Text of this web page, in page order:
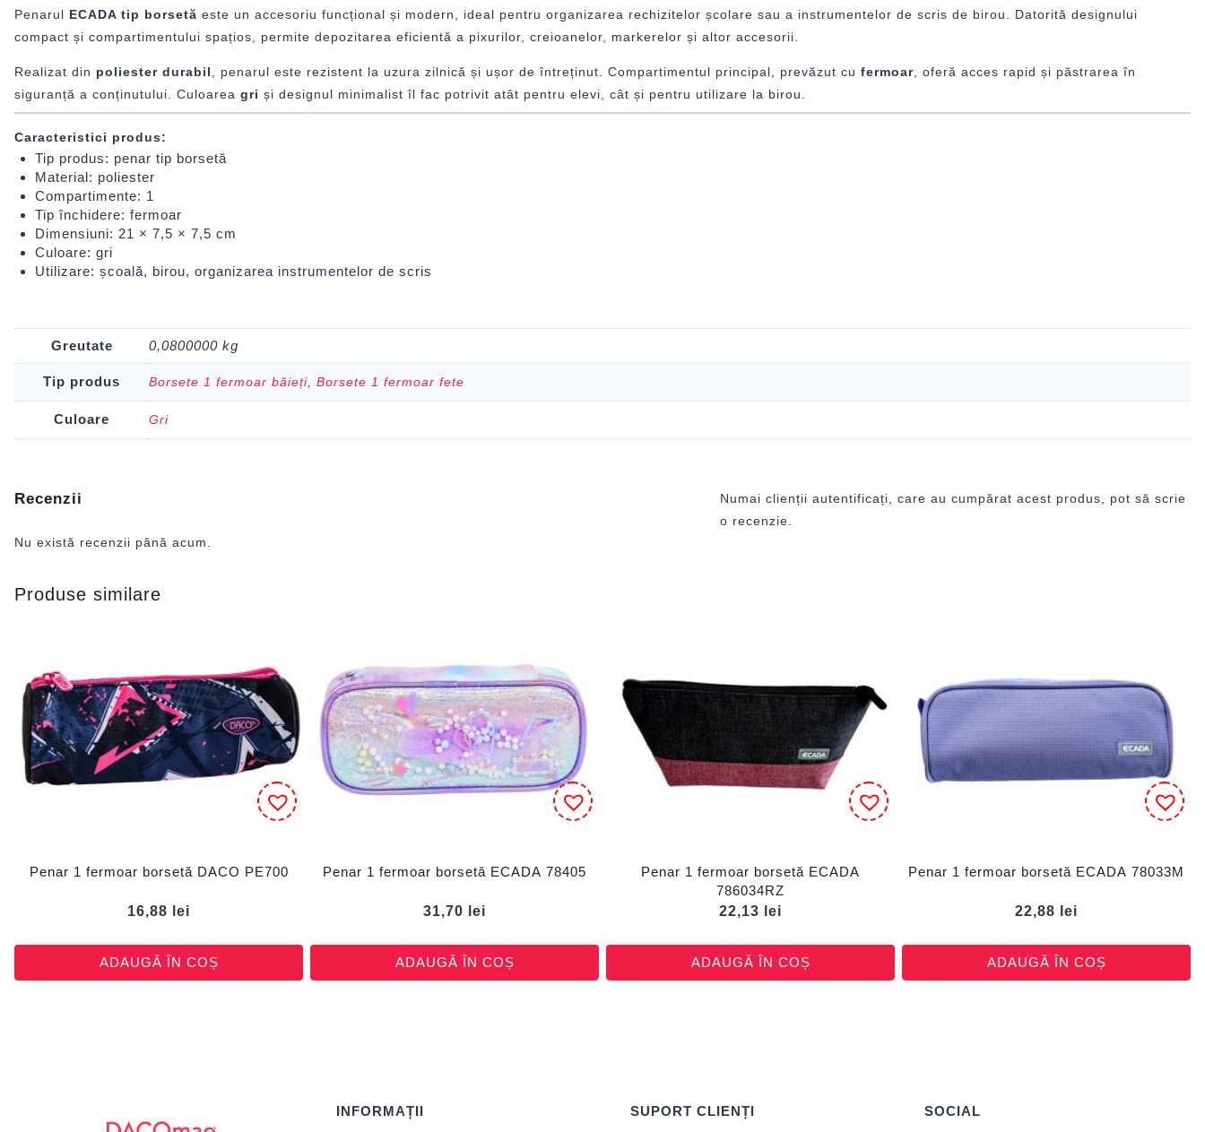
Penarul ECADA tip borsetă este un accesoriu funcțional și modern, ideal pentru organizarea rechizitelor școlare sau a instrumentelor de scris de birou. Datorită designului
compact și compartimentului spațios, permite depozitarea eficientă a pixurilor, creioanelor, markerelor și altor accesorii.
Realizat din poliester durabil , penarul este rezistent la uzura zilnică și ușor de întreținut. Compartimentul principal, prevăzut cu fermoar , oferă acces rapid și păstrarea în
siguranță a conținutului. Culoarea gri și designul minimalist îl fac potrivit atât pentru elevi, cât și pentru utilizare la birou.
Caracteristici produs:
Tip produs: penar tip borsetă
Material: poliester
Compartimente: 1
Tip închidere: fermoar
Dimensiuni: 21 × 7,5 × 7,5 cm
Culoare: gri
Utilizare: școală, birou, organizarea instrumentelor de scris
Greutate 0,0800000 kg
Tip produs Borsete 1 fermoar băieți Borsete 1 fermoar fete
Culoare Gri
Recenzii
Nu există recenzii până acum.
Numai clienții autentificați, care au cumpărat acest produs, pot să scrie
o recenzie.
Produse similare
Penar 1 fermoar borsetă DACO PE700
16,88 lei
ADAUGĂ ÎN COȘ
Penar 1 fermoar borsetă ECADA 78405
31,70 lei
ADAUGĂ ÎN COȘ
Penar 1 fermoar borsetă ECADA
786034RZ
22,13
lei
ADAUGĂ ÎN COȘ
Penar 1 fermoar borsetă ECADA 78033M
22,88 lei
ADAUGĂ ÎN COȘ
INFORMAȚII SUPORT CLIENȚI SOCIAL